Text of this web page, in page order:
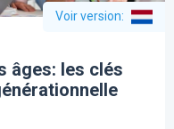
Voir version:
âges: les clés